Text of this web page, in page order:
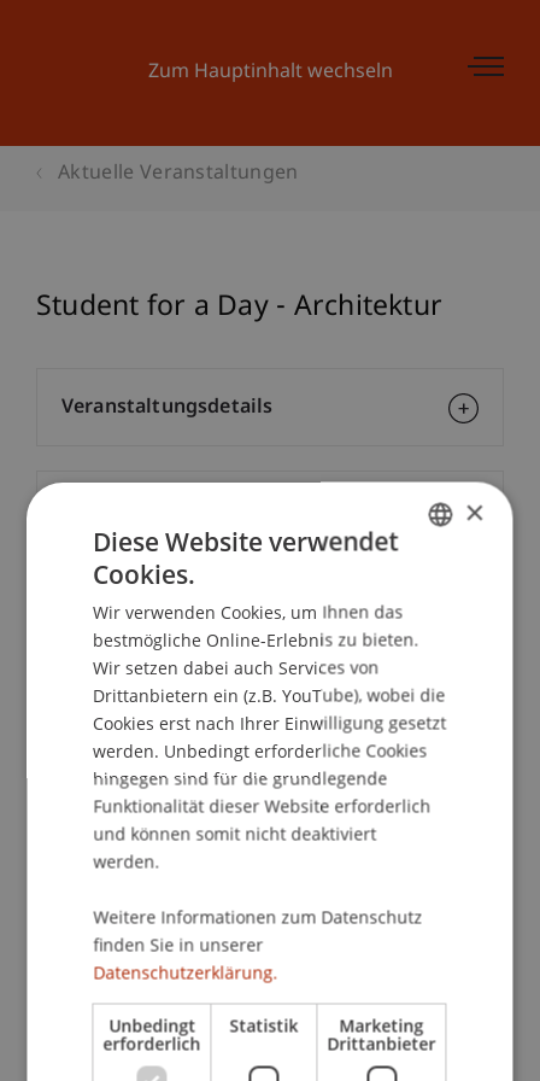
Zum Hauptinhalt wechseln
Aktuelle Veranstaltungen
Student for a Day - Architektur
School/Professur:
Kommunikation und Marketing
Dozierende und Studierende nehmen dich mit an
spannende Orte auf dem Campus und bietet dir
ganz persönliche Einblicke in die Universität
Liechtenstein. In Workshops lernst du die
praktische Seite des Bachelorstudiengangs
Architektur oder kennen. Mach dir selbst ein Bild:
Praxischeck - ein Schnuppertag an der Uni!
Vorlesung«Was ist Architektur?»
MassgeschneiderterPraxisworkshop
über den Unicampus
Veranstaltungsdetails
×
Diese Website verwendet
Cookies.
Wir verwenden Cookies, um Ihnen das
bestmögliche Online-Erlebnis zu bieten.
Wir setzen dabei auch Services von
Drittanbietern ein (z.B. YouTube), wobei die
Cookies erst nach Ihrer Einwilligung gesetzt
werden. Unbedingt erforderliche Cookies
hingegen sind für die grundlegende
Funktionalität dieser Website erforderlich
und können somit nicht deaktiviert
werden.
Weitere Informationen zum Datenschutz
finden Sie in unserer
Datenschutzerklärung.
Unbedingt
erforderlich
Statistik Marketing
Drittanbieter